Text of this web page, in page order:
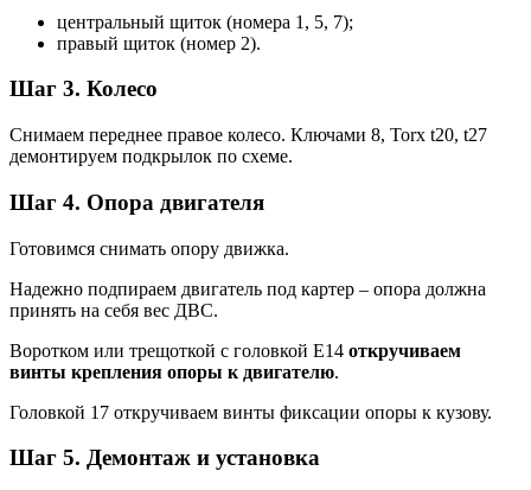
центральный щиток (номера 1, 5, 7);
правый щиток (номер 2).
Шаг 3. Колесо
Снимаем переднее правое колесо. Ключами 8, Torx t20, t27
демонтируем подкрылок по схеме.
Шаг 4. Опора двигателя
Готовимся снимать опору движка.
Надежно подпираем двигатель под картер – опора должна
принять на себя вес ДВС.
Воротком или трещоткой с головкой Е14 откручиваем
винты крепления опоры к двигателю.
Головкой 17 откручиваем винты фиксации опоры к кузову.
Шаг 5. Демонтаж и установка